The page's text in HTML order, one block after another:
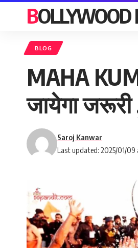
BLOG
MAHA
जायेगा
Last updated: 2025/01/09
Saroj Kanwar